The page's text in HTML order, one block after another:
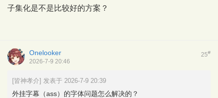
子集化是不是比较好的方案？
25#
Onelooker
2026-7-9 20:46
[皆神孝介] 发表于 2026-7-9 20:39
外挂字幕（ass）的字体问题怎么解决的？